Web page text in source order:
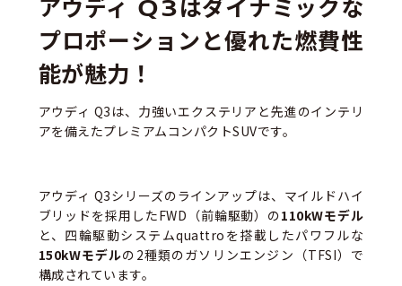
アウディ Q3はダイナミックな
プロポーションと優れた燃費性
能が魅力！
アウディ Q3は、力強いエクステリアと先進のインテリ
アを備えたプレミアムコンパクトSUVです。
アウディ Q3シリーズのラインアップは、 マイルドハイ
ブリッドを採用したFWD（前輪駆動）の110kWモデル
と、四輪駆動システムquattroを搭載したパワフルな
150kWモデルの2種類のガソリンエンジン（TFSI）で
構成されています。